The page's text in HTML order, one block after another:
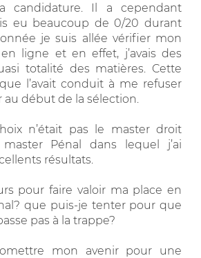
candidature. Il a cependant
eu beaucoup de 0/20 durant
je suis allée vérifier mon
ligne et en effet, j’avais des
totalité des matières. Cette
l’avait conduit à me refuser
début de la sélection.
n’était pas le master droit
Pénal dans lequel j’ai
résultats.
pour faire valoir ma place en
que puis-je tenter pour que
pas à la trappe?
mon avenir pour une